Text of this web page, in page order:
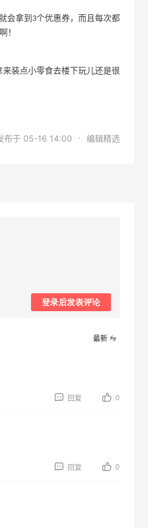
会拿到3个优惠券，而且每次都
！
装点小零食去楼下玩儿还是很
布于 05-16 14:00 · 编辑精选
登录后发表评论
最新
回复 0
回复 0
Harrods 2026 高端美妆圣诞日历